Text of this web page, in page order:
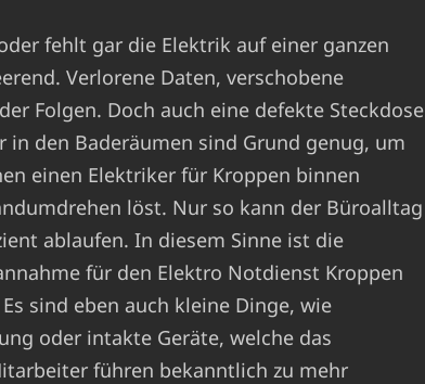
fehlt gar die Elektrik auf einer ganzen
Verlorene Daten, verschobene
Folgen. Doch auch eine defekte Steckdose
den Baderäumen sind Grund genug, um
einen Elektriker für Kroppen binnen
löst. Nur so kann der Büroalltag
ablaufen. In diesem Sinne ist die
für den Elektro Notdienst Kroppen
sind eben auch kleine Dinge, wie
oder intakte Geräte, welche das
führen bekanntlich zu mehr